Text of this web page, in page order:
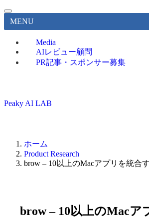
MENU
Media
AIレビュー顧問
PR記事・スポンサー募集
Peaky AI LAB
ホーム
Product Research
brow – 10以上のMacアプリを統合
brow – 10以上のMac